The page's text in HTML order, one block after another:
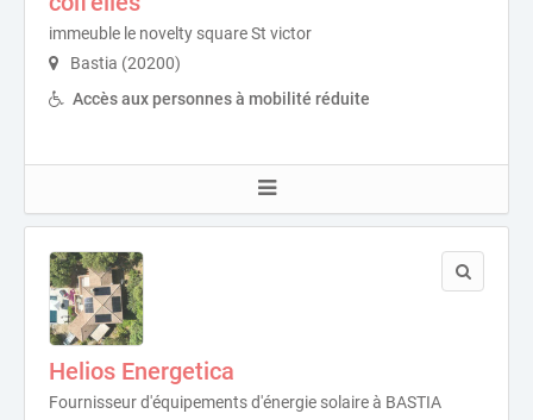
immeuble le novelty square St victor
Bastia (20200)
Accès aux personnes à mobilité réduite
Helios Energetica
Fournisseur d'équipements d'énergie solaire à BASTIA